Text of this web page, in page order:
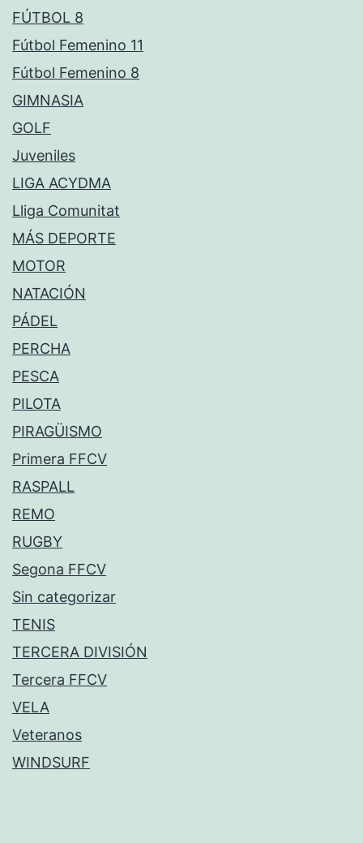
FÚTBOL 8
Fútbol Femenino 11
Fútbol Femenino 8
GIMNASIA
GOLF
Juveniles
LIGA ACYDMA
Lliga Comunitat
MÁS DEPORTE
MOTOR
NATACIÓN
PÁDEL
PERCHA
PESCA
PILOTA
PIRAGÜISMO
Primera FFCV
RASPALL
REMO
RUGBY
Segona FFCV
Sin categorizar
TENIS
TERCERA DIVISIÓN
Tercera FFCV
VELA
Veteranos
WINDSURF